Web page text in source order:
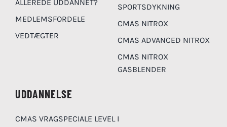
ALLEREDE UDDANNET?
MEDLEMSFORDELE
VEDTÆGTER
SPORTSDYKNING
CMAS NITROX
CMAS ADVANCED NITROX
CMAS NITROX
GASBLENDER
UDDANNELSE
CMAS VRAGSPECIALE LEVEL I